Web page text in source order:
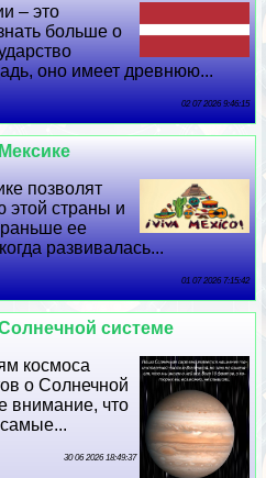
– это
больше о
оно имеет древнюю...
02 07 2026 9:46:15
позволят
этой страны и
ее
развивалась...
01 07 2026 7:15:42
системе
космоса
о Солнечной
внимание, что
30 06 2026 18:49:37